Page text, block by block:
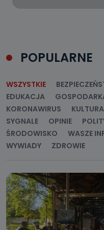
POPULARNE
WSZYSTKIE
EDUKACJA
KORONAWIRUS
SYGNALE
OPINIE
ŚRODOWISKO
WASZE
WYWIADY
ZDROWIE